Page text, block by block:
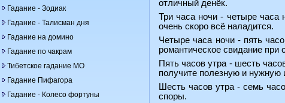
отличный денёк.
Три часа ночи - четыре часа
очень скоро всё наладится.
Четыре часа ночи - пять
романтическое свидание при
Пять часов утра - шесть
получите полезную и
Шесть часов утра - семь
споры.
Гадание - Зодиак
Гадание - Талисман дня
Гадание на домино
Гадание по чакрам
Тибетское гадание МО
Гадание Пифагора
Гадание - Колесо фортуны